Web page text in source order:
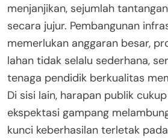
menjanjikan, sejumlah
secara jujur. Pembangunan
memerlukan anggaran besar,
lahan tidak selalu sederhana,
tenaga pendidik berkualitas
Di sisi lain, harapan publik
ekspektasi gampang
kunci keberhasilan terletak